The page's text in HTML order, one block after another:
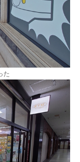
た